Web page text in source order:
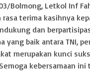
Bolmong, Letkol Inf
terima kasihnya
dan
yang baik antara TNI,
merupakan kunci
kebersamaan